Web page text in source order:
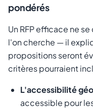
pondérés
Un RFP efficace ne
l'on cherche — il
propositions seront
critères pourraient
L'accessibilité
accessible pour